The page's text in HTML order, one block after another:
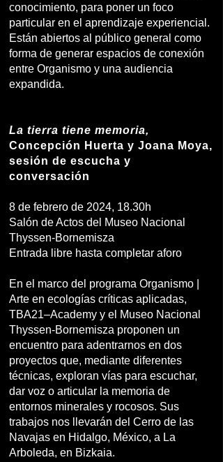
conocimiento, para poner un foco
particular en el aprendizaje experiencial.
Están abiertos al público general como
forma de generar espacios de conexión
entre Organismo y una audiencia
expandida.
La tierra tiene memoria,
Concepción Huerta y Joana Moya,
sesión de escucha y
conversación
8 de febrero de 2024, 18.30h
Salón de Actos del Museo Nacional
Thyssen-Bornemisza
Entrada libre hasta completar aforo
En el marco del programa Organismo |
Arte en ecologías críticas aplicadas,
TBA21–Academy y el Museo Nacional
Thyssen-Bornemisza proponen un
encuentro para adentrarnos en dos
proyectos que, mediante diferentes
técnicas, exploran vías para escuchar,
dar voz o articular la memoria de
entornos minerales y rocosos. Sus
trabajos nos llevarán del Cerro de las
Navajas en Hidalgo, México, a La
Arboleda, en Bizkaia.